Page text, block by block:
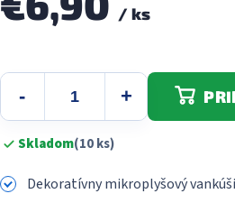
hviezdičiek.
/ ks
Skladom(10 ks)
Dekoratívny mikroplyšový